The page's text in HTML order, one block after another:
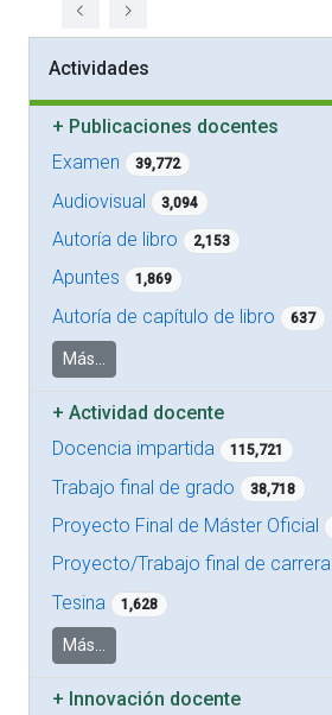
Actividades
+ Publicaciones docentes
Examen
39,772
Audiovisual 3,094
Autoría de libro 2,153
Apuntes 1,869
Autoría de capítulo de libro 637
Más...
+Actividad docente
Docencia impartida
115,721
Trabajo final de grado 38,718
Proyecto Final de Máster Oficial
Proyecto/Trabajo final de carrera
Tesina 1,628
Más...
+ Innovación docente